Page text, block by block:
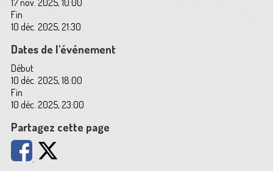
Fin
10 déc. 2025, 21:30
Dates de l'événement
Début
10 déc. 2025, 18:00
Fin
10 déc. 2025, 23:00
Partagez cette page